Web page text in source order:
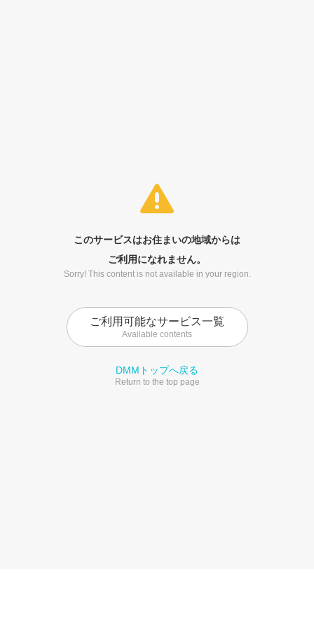
このサービスはお住まいの地域からは
ご利用になれません。
Sorry! This content is not available in your region.
ご利用可能なサービス一覧
Available contents
DMMトップへ戻る
Return to the top page